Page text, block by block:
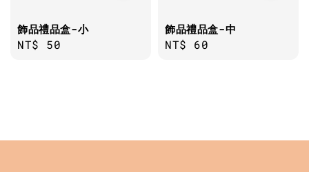
飾品禮品盒-小
Regular
NT$ 50
飾品禮品盒-中
Regular
NT$ 60